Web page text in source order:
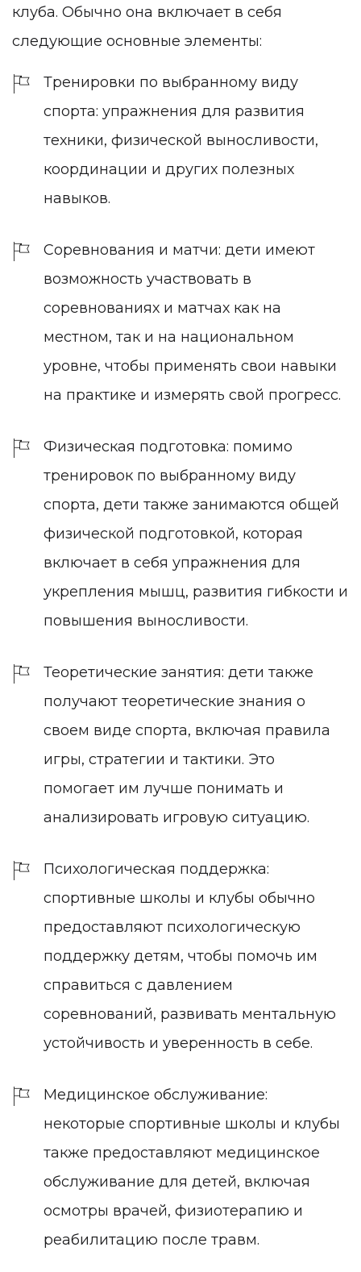
клуба. Обычно она включает в себя
следующие основные элементы:
Тренировки по выбранному виду
спорта: упражнения для развития
техники, физической выносливости,
координации и других полезных
навыков.
Соревнования и матчи: дети имеют
возможность участвовать в
соревнованиях и матчах как на
местном, так и на национальном
уровне, чтобы применять свои навыки
на практике и измерять свой прогресс.
Физическая подготовка: помимо
тренировок по выбранному виду
спорта, дети также занимаются общей
физической подготовкой, которая
включает в себя упражнения для
укрепления мышц, развития гибкости и
повышения выносливости.
Теоретические занятия: дети также
получают теоретические знания о
своем виде спорта, включая правила
игры, стратегии и тактики. Это
помогает им лучше понимать и
анализировать игровую ситуацию.
Психологическая поддержка:
спортивные школы и клубы обычно
предоставляют психологическую
поддержку детям, чтобы помочь им
справиться с давлением
соревнований, развивать ментальную
устойчивость и уверенность в себе.
Медицинское обслуживание:
некоторые спортивные школы и клубы
также предоставляют медицинское
обслуживание для детей, включая
осмотры врачей, физиотерапию и
реабилитацию после травм.